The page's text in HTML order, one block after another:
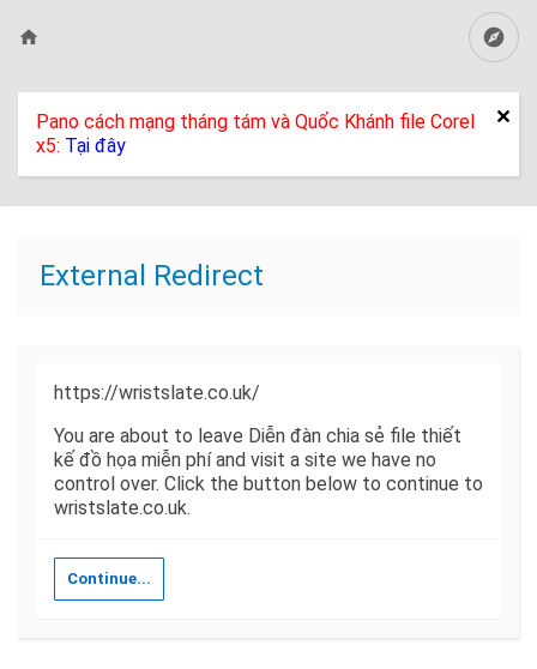
Pano cách mạng tháng tám và Quốc Khánh file Corel
x5: Tại đây
External Redirect
https://wristslate.co.uk/
You are about to leave Diễn đàn chia sẻ file thiết
kế đồ họa miễn phí and visit a site we have no
control over. Click the button below to continue to
wristslate.co.uk.
Continue...